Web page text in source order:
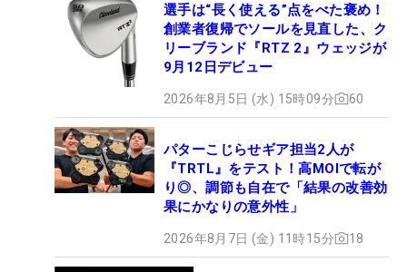
選手は“長く使える”点をべた褒め！
創業者復帰でソールを見直した、ク
リーブランド『RTZ 2』ウェッジが
9月12日デビュー
2026年8月5日 (水) 15時09分 60
パターこじらせギア担当2人が
『TRTL』をテスト！高MOIで転が
り◎、調節も自在で「結果の改善効
果にかなりの意外性」
2026年8月7日 (金) 11時15分 18